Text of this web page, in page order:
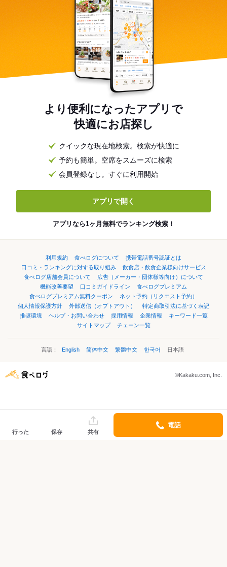
より便利になったアプリで
快適にお店探し
クイックな現在地検索。検索が快適に
予約も簡単。空席をスムーズに検索
会員登録なし。すぐに利用開始
アプリで開く
アプリなら1ヶ月無料でランキング検索！
利用規約 食べログについて
携帯電話番号認証とは
口コミ・ランキングに対する取り組み
飲食店・飲食企業様向けサービス
食べログ店舗会員について
広告（メーカー・団体様等向け）について
機能改善要望
口コミガイドライン
食べログプレミアム
食べログプレミアム無料クーポン
ネット予約（リクエスト予約）
個人情報保護方針
外部送信（オプトアウト）
特定商取引法に基づく表記
推奨環境
ヘルプ・お問い合わせ 採用情報 企業情報
キーワード一覧
サイトマップ
チェーン一覧
言語： English 简体中文 繁體中文 한국어 日本語
©Kakaku.com, Inc.
行った 保存 共有
電話